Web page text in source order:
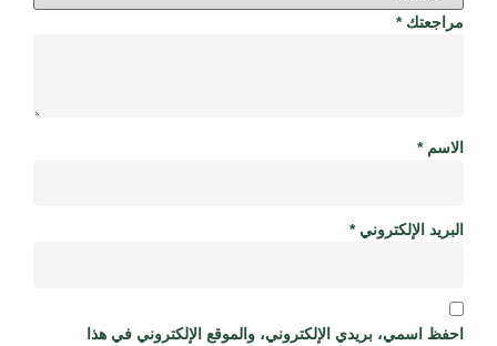
مراجعتك*
الاسم*
البريد الإلكتروني*
احفظ اسمي، بريدي الإلكتروني، والموقع الإلكتروني في هذا